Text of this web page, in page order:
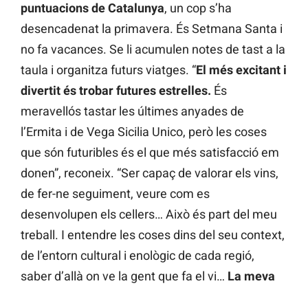
puntuacions de Catalunya, un cop s’ha
desencadenat la primavera. És Setmana Santa i
no fa vacances. Se li acumulen notes de tast a la
taula i organitza futurs viatges. “El més excitant i
divertit és trobar futures estrelles. És
meravellós tastar les últimes anyades de
l’Ermita i de Vega Sicilia Unico, però les coses
que són futuribles és el que més satisfacció em
donen”, reconeix. “Ser capaç de valorar els vins,
de fer-ne seguiment, veure com es
desenvolupen els cellers… Això és part del meu
treball. I entendre les coses dins del seu context,
de l’entorn cultural i enològic de cada regió,
saber d’allà on ve la gent que fa el vi… La meva